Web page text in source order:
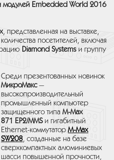
модулей Embedded World 2016
, представленная на выставке,
посетителей, включая
Diamond Systems и группу
Среди презентованных новинок
МикроМакс—
высокопроизводительный
промышленный компьютер
защищенного типа M-Max
871 EP2/MMSи гигабитный
Ethernet-коммутатор M-Max
SW208, созданные на базе
сверхкомпактных алюминиевых
шасси повышенной прочности,